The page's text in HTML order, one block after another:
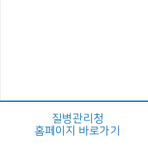
질병관리청
홈페이지 바로가기